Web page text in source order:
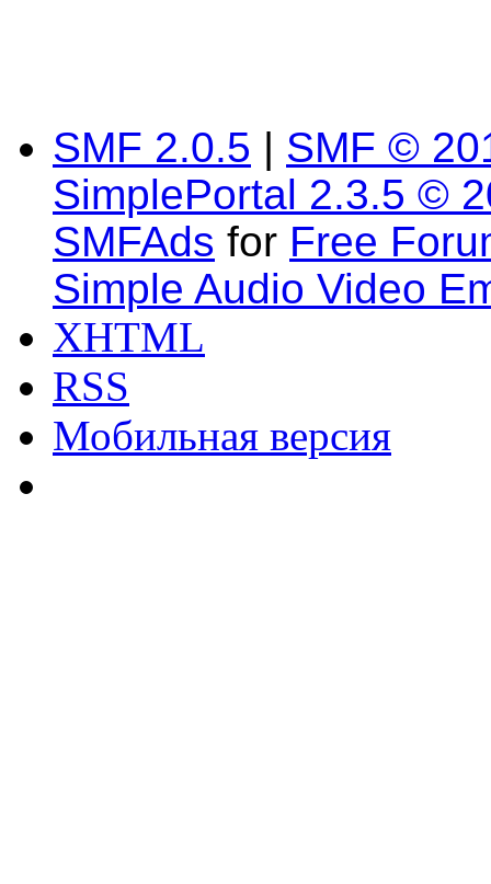
SMF 2.0.5 | SMF ©
SimplePortal 2.3.5 ©
SMFAds for Free
Simple Audio Video
XHTML
RSS
Мобильная версия